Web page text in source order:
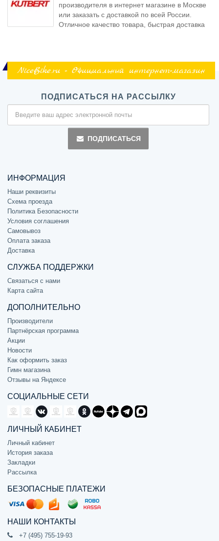
производителя в интернет магазине в Москве
или заказать с доставкой по всей России.
Отличное качество товара, быстрая доставка
NiceBike.ru - Официальный интернет-магазин
ПОДПИСАТЬСЯ НА РАССЫЛКУ
ПОДПИСАТЬСЯ
ИНФОРМАЦИЯ
Наши реквизиты
Схема проезда
Политика Безопасности
Условия соглашения
Самовывоз
Оплата заказа
Доставка
СЛУЖБА ПОДДЕРЖКИ
Связаться с нами
Карта сайта
ДОПОЛНИТЕЛЬНО
Производители
Партнёрская программа
Акции
Новости
Как оформить заказ
Гимн магазина
Отзывы на Яндексе
СОЦИАЛЬНЫЕ СЕТИ
ЛИЧНЫЙ КАБИНЕТ
Личный кабинет
История заказа
Закладки
Рассылка
БЕЗОПАСНЫЕ ПЛАТЕЖИ
НАШИ КОНТАКТЫ
+7 (495) 755-19-93